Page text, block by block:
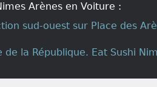
Arènes en Voiture :
sud-ouest sur Place des
de la République. Eat Sushi